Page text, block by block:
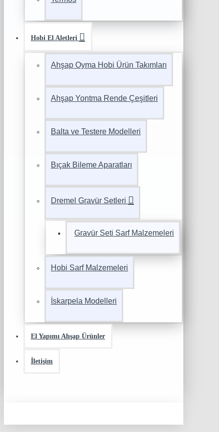
Hobi El Aletleri
Ahşap Oyma Hobi Ürün Takımları
Ahşap Yontma Rende Çeşitleri
Balta ve Testere Modelleri
Bıçak Bileme Aparatları
Dremel Gravür Setleri
Gravür Seti Sarf Malzemeleri
Hobi Sarf Malzemeleri
İskarpela Modelleri
El Yapımı Ahşap Ürünler
İletişim